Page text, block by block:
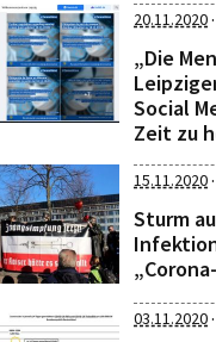
20.11.2020·
„Die
Social
Zeit zu
15.11.2020·
Sturm
03.11.2020·